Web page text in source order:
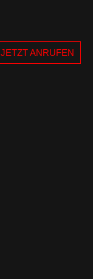
JETZT ANRUFEN